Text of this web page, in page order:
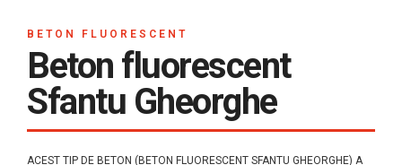
BETON FLUORESCENT
Beton fluorescent
Sfantu Gheorghe
ACEST TIP DE BETON (BETON FLUORESCENT SFANTU GHEORGHE) A